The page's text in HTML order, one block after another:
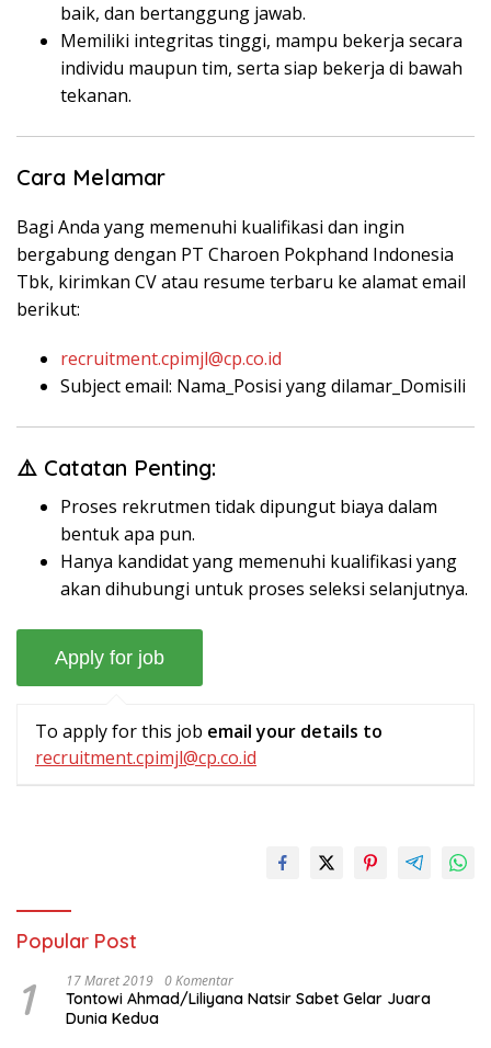
baik, dan bertanggung jawab.
Memiliki integritas tinggi, mampu bekerja secara
individu maupun tim, serta siap bekerja di bawah
tekanan.
Cara Melamar
Bagi Anda yang memenuhi kualifikasi dan ingin
bergabung dengan PT Charoen Pokphand Indonesia
Tbk, kirimkan CV atau resume terbaru ke alamat email
berikut:
recruitment.cpimjl@cp.co.id
Subject email: Nama_Posisi yang dilamar_Domisili
⚠️ Catatan Penting:
Proses rekrutmen tidak dipungut biaya dalam
bentuk apa pun.
Hanya kandidat yang memenuhi kualifikasi yang
akan dihubungi untuk proses seleksi selanjutnya.
To apply for this job email your details to
recruitment.cpimjl@cp.co.id
Popular Post
1 17 Maret 2019 0 Komentar
Tontowi Ahmad/Liliyana Natsir Sabet Gelar Juara
Dunia Kedua